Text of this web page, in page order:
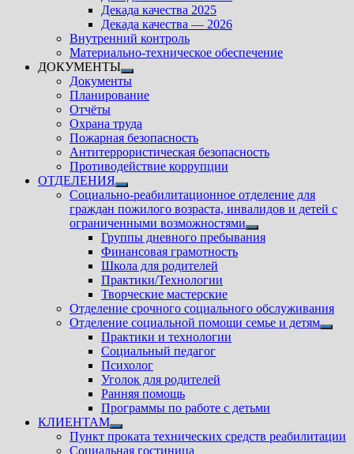
подменю
Декада качества 2025
Декада качества — 2026
Внутренний контроль
Материально-техническое обеспечение
ДОКУМЕНТЫ
Показать
подменю
Документы
Планирование
Отчёты
Охрана труда
Пожарная безопасность
Антитеррористическая безопасность
Противодействие коррупции
ОТДЕЛЕНИЯ
Показать
подменю
Социально-реабилитационное отделение для
граждан пожилого возраста, инвалидов и детей с
ограниченными возможностями
Показать
подменю
Группы дневного пребывания
Финансовая грамотность
Школа для родителей
Практики/Технологии
Творческие мастерские
Отделение срочного социального обслуживания
Отделение социальной помощи семье и детям
Практики и технологии
Социальный педагог
Психолог
Уголок для родителей
Ранняя помощь
Программы по работе с детьми
КЛИЕНТАМ
Показать
подменю
Пункт проката технических средств реабилитации
Социальная гостиница